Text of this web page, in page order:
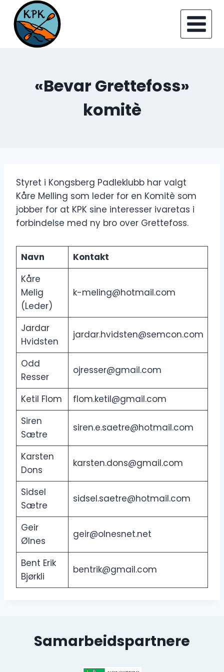
content
«Bevar Grettefoss»
komitè
Styret i Kongsberg Padleklubb har valgt
Kåre Melling som leder for en Komitè som
jobber for at KPK sine interesser ivaretas i
forbindelse med ny bro over Grettefoss.
Navn
Kontakt
Kåre
Melig
(Leder)
k-meling@hotmail.com
Jardar
Hvidsten
jardar.hvidsten@semcon.com
Odd
Resser
ojresser@gmail.com
Ketil Flom
flom.ketil@gmail.com
Siren
Sætre
siren.e.saetre@hotmail.com
Karsten
Dons
karsten.dons@gmail.com
Sidsel
Sætre
sidsel.saetre@hotmail.com
Geir
Ølnes
geir@olnesnet.net
Bent Erik
Bjørkli
bentrik@gmail.com
Samarbeidspartnere